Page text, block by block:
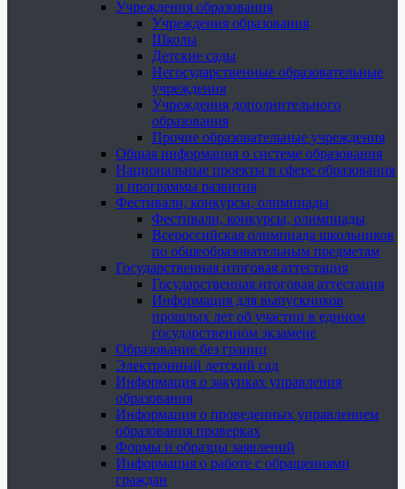
Учреждения образования
Учреждения образования
Школы
Детские сады
Негосударственные образовательные
учреждения
Учреждения дополнительного
образования
Прочие образовательные учреждения
Общая информация о системе образования
Национальные проекты в сфере образования
и программы развития
Фестивали, конкурсы, олимпиады
Фестивали, конкурсы, олимпиады
Всероссийская олимпиада школьников
по общеобразовательным предметам
Государственная итоговая аттестация
Государственная итоговая аттестация
Информация для выпускников
прошлых лет об участии в едином
государственном экзамене
Образование без границ
Электронный детский сад
Информация о закупках управления
образования
Информация о проведенных управлением
образования проверках
Формы и образцы заявлений
Информация о работе с обращениями
граждан